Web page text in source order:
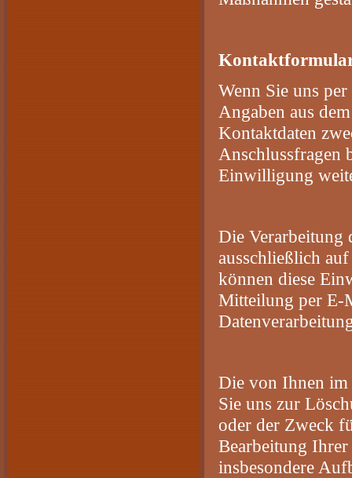
Wenn Sie uns
Angaben aus
Kontaktdaten
Anschlussfragen
Einwilligung
Die Verarbeitung
ausschließlich
können diese
Mitteilung per E-
Die von Ihnen im
Sie uns zur
oder der Zweck
Bearbeitung
insbesondere